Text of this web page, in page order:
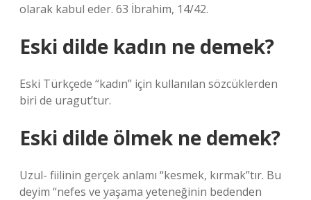
olarak kabul eder. 63 İbrahim, 14/42.
Eski dilde kadın ne demek?
Eski Türkçede “kadın” için kullanılan sözcüklerden
biri de uragut’tur.
Eski dilde ölmek ne demek?
Uzul- fiilinin gerçek anlamı “kesmek, kırmak”tır. Bu
deyim “nefes ve yaşama yeteneğinin bedenden